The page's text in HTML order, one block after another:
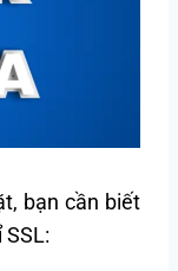
bạn cần biết